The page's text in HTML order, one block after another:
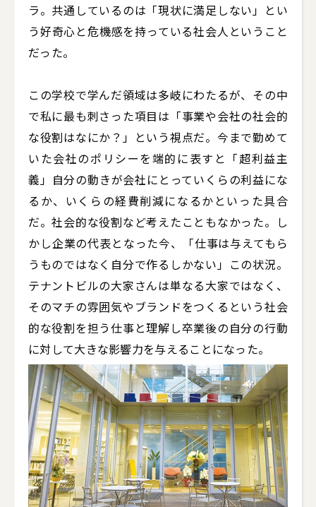
ラ。共通しているのは「現状に満足しない」とい
う好奇心と危機感を持っている社会人ということ
だった。
この学校で学んだ領域は多岐にわたるが、その中
で私に最も刺さった項目は「事業や会社の社会的
な役割はなにか？」という視点だ。今まで勤めて
いた会社のポリシーを端的に表すと「超利益主
義」自分の動きが会社にとっていくらの利益にな
るか、いくらの経費削減になるかといった具合
だ。社会的な役割など考えたこともなかった。し
かし企業の代表となった今、「仕事は与えてもら
うものではなく自分で作るしかない」この状況。
テナントビルの大家さんは単なる大家ではなく、
そのマチの雰囲気やブランドをつくるという社会
的な役割を担う仕事と理解し卒業後の自分の行動